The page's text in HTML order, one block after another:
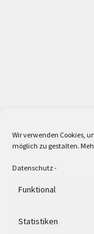
Wir verwenden Cookies,
möglich zu gestalten.
Datenschutz-
Funktional
Statistiken
Lieferzeiten gelten mit
Versandkostenfrei ab
Berufe zur Verwendung
verwendeten Logos